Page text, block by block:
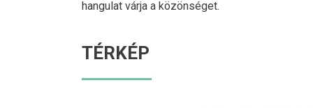
hangulat várja a közönséget.
TÉRKÉP